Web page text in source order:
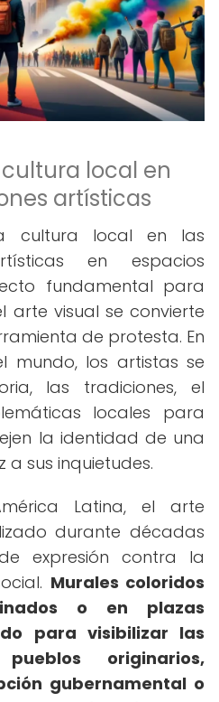
local en
artísticas
cultura local en las
en espacios
fundamental para
arte visual se convierte
de protesta. En
mundo, los artistas se
las tradiciones, el
locales para
la identidad de una
sus inquietudes.
Latina, el arte
durante décadas
expresión contra la
Murales coloridos
o en plazas
para visibilizar las
originarios,
gubernamental o